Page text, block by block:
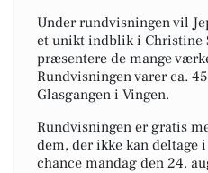
Under rundvisningen vil
et unikt indblik i Christine
præsentere de mange
Rundvisningen varer ca.
Glasgangen i Vingen.
Rundvisningen er gratis
dem, der ikke kan deltage
chance mandag den 24.